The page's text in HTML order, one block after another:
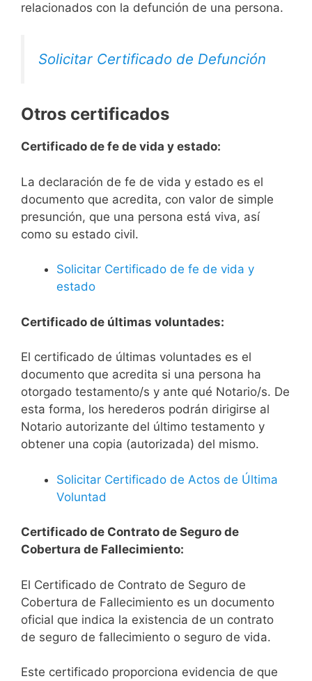
relacionados con la defunción de una persona.
Solicitar Certificado de Defunción
Otros certificados
Certificado de fe de vida y estado:
La declaración de fe de vida y estado es el
documento que acredita, con valor de simple
presunción, que una persona está viva, así
como su estado civil.
Solicitar Certificado de fe de vida y
estado
Certificado de últimas voluntades:
El certificado de últimas voluntades es el
documento que acredita si una persona ha
otorgado testamento/s y ante qué Notario/s. De
esta forma, los herederos podrán dirigirse al
Notario autorizante del último testamento y
obtener una copia (autorizada) del mismo.
Solicitar Certificado de Actos de Última
Voluntad
Certificado de Contrato de Seguro de
Cobertura de Fallecimiento:
El Certificado de Contrato de Seguro de
Cobertura de Fallecimiento es un documento
oficial que indica la existencia de un contrato
de seguro de fallecimiento o seguro de vida.
Este certificado proporciona evidencia de que